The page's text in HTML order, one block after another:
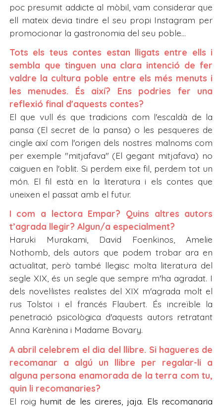
poc presumit addicte al mòbil, vam considerar que
ell mateix devia tindre el seu propi Instagram per
promocionar la gastronomia del seu poble...
Tots els teus contes estan lligats entre ells i
sembla que tinguen una clara intenció de fer
valdre la cultura poble entre els més menuts i
les menudes. És així? Ens podries fer una
reflexió final d'aquests contes?
El que vull és que tradicions com l'escaldà de la
pansa (El secret de la pansa) o les pesqueres de
cingle així com l'origen dels nostres malnoms com
per exemple "mitjafava" (El gegant mitjafava) no
caiguen en l'oblit. Si perdem eixe fil, perdem tot un
món. El fil està en la literatura i els contes que
uneixen el passat amb el futur.
I com a lectora Empar? Quins altres autors
t’agrada llegir? Algun/a especialment?
Haruki Murakami, David Foenkinos, Amelie
Nothomb, dels autors que podem trobar ara en
actualitat, però també llegisc molta literatura del
segle XIX, és un segle que sempre m'ha agradat. I
dels novel·listes realistes del XIX m'agrada molt el
rus Tolstoi i el francés Flaubert. És increïble la
penetració psicològica d'aquests autors retratant
Anna Karènina i Madame Bovary.
A abril celebrem el dia del llibre. Si hagueres de
recomanar a algú un llibre per regalar-li a
alguna persona enamorada de la terra com tu,
quin li recomanaries?
El roig humit de les cireres, jaja. Els recomanaria